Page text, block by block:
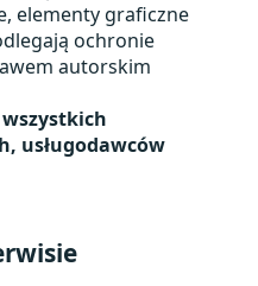
elementy graficzne
ochronie
autorskim
usługodawców